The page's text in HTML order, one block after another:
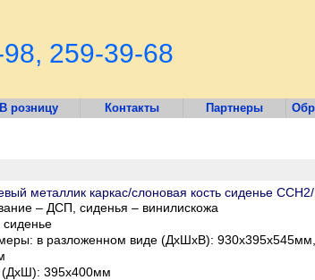
259-39-68
В розницу Контакты Партнеры
металлик каркас/слоновая кость сиденье
– ДСП, сиденья – винилискожа
сиденье
в разложенном виде (ДхШхВ):
(ДхШ): 395х400мм